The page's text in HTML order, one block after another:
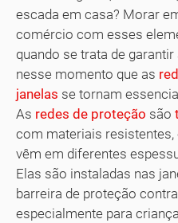
escada em casa? Morar
comércio com esses
quando se trata de
nesse momento que as
janelas se tornam
As redes de proteção são
com materiais resistentes,
vêm em diferentes
Elas são instaladas nas
barreira de proteção
especialmente para